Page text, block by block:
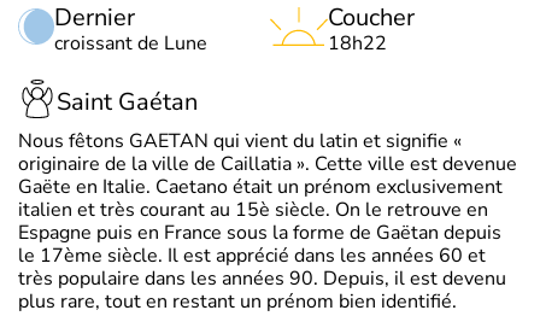
Dernier
croissant de Lune
Coucher
18h22
Saint Gaétan
Nous fêtons GAETAN qui vient du latin et signifie «
originaire de la ville de Caillatia ». Cette ville est devenue
Gaëte en Italie. Caetano était un prénom exclusivement
italien et très courant au 15è siècle. On le retrouve en
Espagne puis en France sous la forme de Gaëtan depuis
le 17ème siècle. Il est apprécié dans les années 60 et
très populaire dans les années 90. Depuis, il est devenu
plus rare, tout en restant un prénom bien identifié.